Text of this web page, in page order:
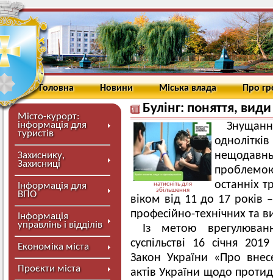
Головна Новини Міська влада Про
Місто-курорт:
інформація для
туристів
Захиснику,
Захисниці
Інформація для
ВПО
Інформація
управлінь і відділів
Економіка міста
Проєкти міста
Булінг: поняття, види
натисніть для
збільшення
останніх
віком від 11 до 17 років –
професійно-технічних та
Із метою
суспільстві 16 січня
Закон України «Про
актів України щодо